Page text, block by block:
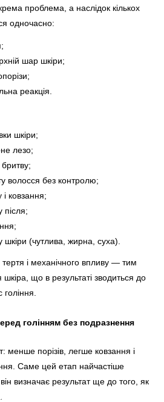
проблема, а наслідок кількох
одночасно:
шар шкіри;
реакція.
шкіри;
лезо;
волосся без контролю;
і ковзання;
після;
шкіри (чутлива, жирна, суха).
і механічного впливу — тим
що в результаті зводиться до
голінням без подразнення
менше порізів, легше ковзання і
Саме цей етап найчастіше
визначає результат ще до того, як